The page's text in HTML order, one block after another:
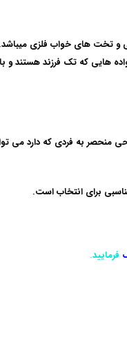
و تخت های خواب فلزی
هایی که تک فرزند هستند و
منحصر به فردی که دارد می
برای انتخاب است.
فرمایید.